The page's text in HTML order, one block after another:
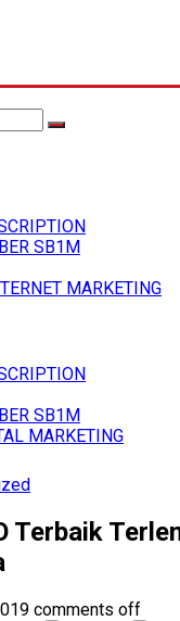
SB1M
MARKETING
SB1M
MARKETING
Terbaik
comments off